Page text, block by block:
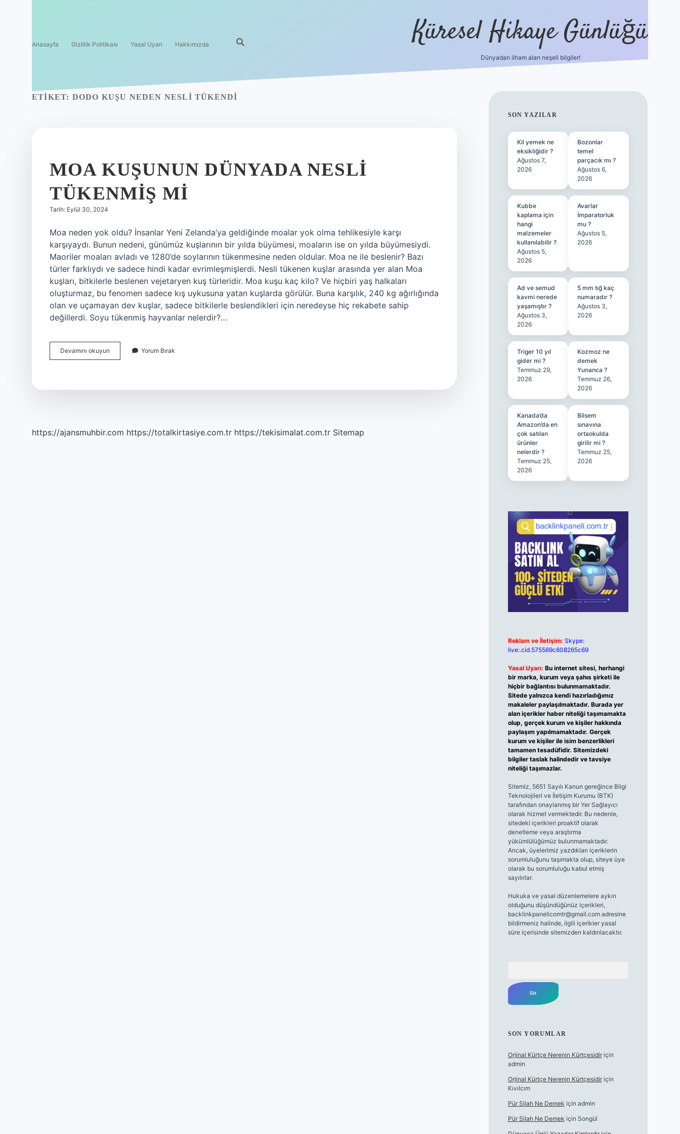
Anasayfa Gizlilik Politikası Yasal Uyarı Hakkımızda Küresel Hikaye Günlüğü
Dünyadan ilham alan neşeli bilgiler!
ETIKET: DODO KUŞU NEDEN NESLI TÜKENDI
MOA KUŞUNUN DÜNYADA NESLI
TÜKENMIŞ MI
Tarih: Eylül 30, 2024
Moa neden yok oldu? İnsanlar Yeni Zelanda’ya geldiğinde moalar yok olma tehlikesiyle karşı
karşıyaydı. Bunun nedeni, günümüz kuşlarının bir yılda büyümesi, moaların ise on yılda büyümesiydi.
Maoriler moaları avladı ve 1280’de soylarının tükenmesine neden oldular. Moa ne ile beslenir? Bazı
türler farklıydı ve sadece hindi kadar evrimleşmişlerdi. Nesli tükenen kuşlar arasında yer alan Moa
kuşları, bitkilerle beslenen vejetaryen kuş türleridir. Moa kuşu kaç kilo? Ve hiçbiri yaş halkaları
oluşturmaz, bu fenomen sadece kış uykusuna yatan kuşlarda görülür. Buna karşılık, 240 kg ağırlığında
olan ve uçamayan dev kuşlar, sadece bitkilerle beslendikleri için neredeyse hiç rekabete sahip
değillerdi. Soyu tükenmiş hayvanlar nelerdir?…
Devamını okuyun
Kuşunun
Yorum Bırak
https://ajansmuhbir.com https://totalkirtasiye.com.tr https://tekisimalat.com.tr Sitemap
SIDEBAR
SON YAZILAR
Kil yemek ne
eksikliğidir ?
Ağustos 7,
2026
Bozonlar
temel
parçacık mı ?
Ağustos 6,
2026
Kubbe
kaplama için
hangi
malzemeler
kullanılabilir ?
Ağustos 5,
2026
Avarlar
İmparatorluk
mu ?
Ağustos 5,
2026
Ad ve semud
kavmi nerede
yaşamıştır ?
Ağustos 3,
2026
5 mm tığ kaç
numaradır ?
Ağustos 3,
2026
Triger 10 yıl
gider mi ?
Temmuz 29,
2026
Kozmoz ne
demek
Yunanca ?
Temmuz 26,
2026
Kanada’da
Amazon’da en
çok satılan
ürünler
nelerdir ?
Temmuz 25,
2026
Bilsem
sınavına
ortaokulda
girilir mi ?
Temmuz 25,
2026
Reklam ve İletişim: Skype:
live:.cid.575569c608265c69
Yasal Uyarı: Bu internet sitesi, herhangi
bir marka, kurum veya şahıs şirketi ile
hiçbir bağlantısı bulunmamaktadır.
Sitede yalnızca kendi hazırladığımız
makaleler paylaşılmaktadır. Burada yer
alan içerikler haber niteliği taşımamakta
olup, gerçek kurum ve kişiler hakkında
paylaşım yapılmamaktadır. Gerçek
kurum ve kişiler ile isim benzerlikleri
tamamen tesadüfidir. Sitemizdeki
bilgiler taslak halindedir ve tavsiye
niteliği taşımazlar.
Sitemiz, 5651 Sayılı Kanun gereğince Bilgi
Teknolojileri ve İletişim Kurumu (BTK)
tarafından onaylanmış bir Yer Sağlayıcı
olarak hizmet vermektedir. Bu nedenle,
sitedeki içerikleri proaktif olarak
denetleme veya araştırma
yükümlülüğümüz bulunmamaktadır.
Ancak, üyelerimiz yazdıkları içeriklerin
sorumluluğunu taşımakta olup, siteye üye
olarak bu sorumluluğu kabul etmiş
sayılırlar.
Hukuka ve yasal düzenlemelere aykırı
olduğunu düşündüğünüz içerikleri,
backlinkpanelicomtr@gmail.comadresine
bildirmeniz halinde, ilgili içerikler yasal
süre içerisinde sitemizden kaldırılacaktır.
SON YORUMLAR
Orjinal Kürtçe Nerenin Kürtçesidiriçin
admin
Orjinal Kürtçe Nerenin Kürtçesidiriçin
Kıvılcım
Pür Silah Ne Demek için admin
Pür Silah Ne Demek için Songül
betexper